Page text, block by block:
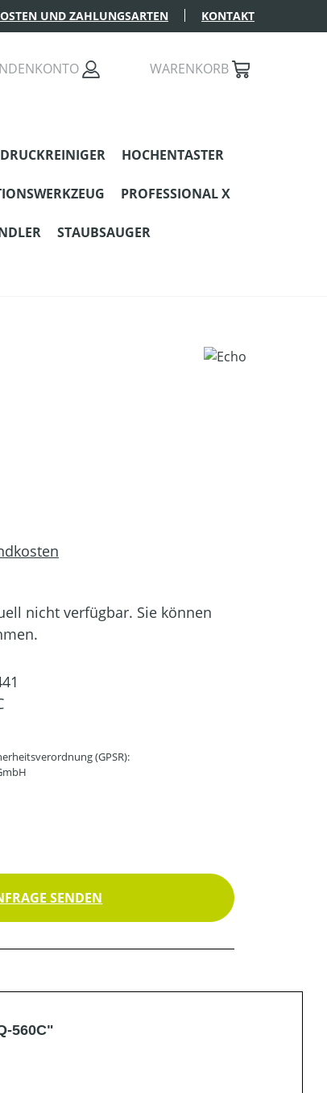
UND ZAHLUNGSARTEN KONTAKT
WARENKORB
HOCHENTASTER
PROFESSIONAL X
STAUBSAUGER
nicht verfügbar. Sie können
(GPSR):
SENDEN
560C"